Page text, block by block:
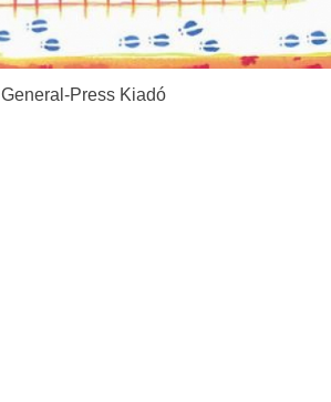
General-Press Kiadó